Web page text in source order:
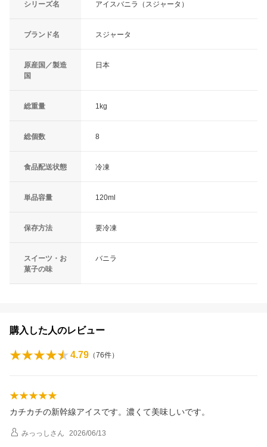
シリーズ名 アイスバニラ（スジャータ）
ブランド名 スジャータ
原産国／製造
国
日本
総重量 1kg
総個数 8
食品配送状態 冷凍
単品容量 120ml
保存方法 要冷凍
スイーツ・お
菓子の味
バニラ
購入した人のレビュー
4.79 （76件）
カチカチの新幹線アイスです。濃くて美味しいです。
みっっし さん 2026/06/13